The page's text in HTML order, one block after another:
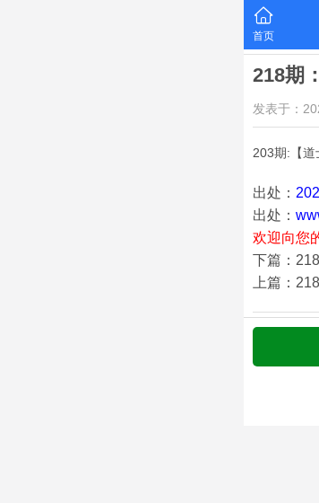
首页
218期
发表于：
203期:【道
出处：
出处：
欢迎向您
下篇：
上篇：